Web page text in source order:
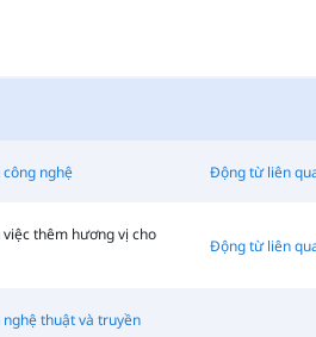
nghệ Động từ liên
thêm hương vị cho
Động từ liên
thuật và truyền